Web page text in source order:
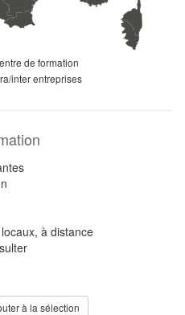
de formation
inter entreprises
à distance
à la sélection